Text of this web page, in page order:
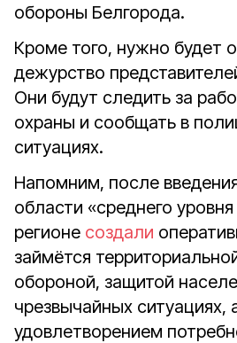
обороны Белгорода.
Кроме того, нужно будет
дежурство
Они будут следить за
охраны и сообщать в
ситуациях.
Напомним, после
области «среднего
регионе создали
займётся
обороной, защитой
чрезвычайных ситуациях,
удовлетворением